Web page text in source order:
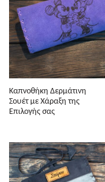
Καπνοθήκη Δερμάτινη
Σουέτ με Χάραξη της
Επιλογής σας